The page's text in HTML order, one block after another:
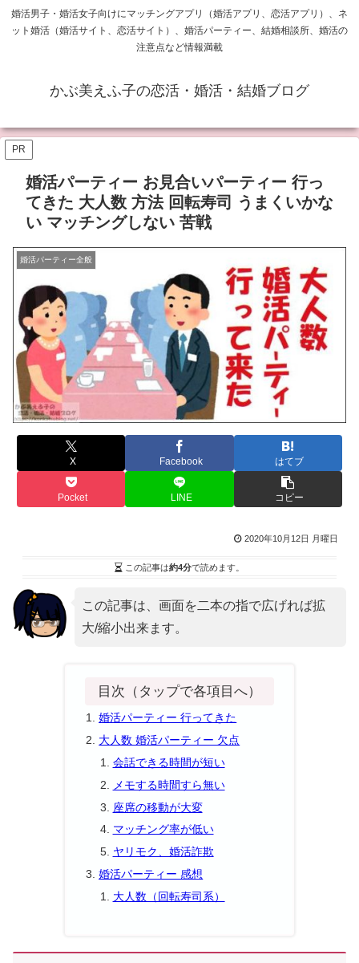
婚活男子・婚活女子向けにマッチングアプリ（婚活アプリ、恋活アプリ）、ネ
ット婚活（婚活サイト、恋活サイト）、婚活パーティー、結婚相談所、婚活の
注意点など情報満載
かぶ美えふ子の恋活・婚活・結婚ブログ
PR
婚活パーティー お見合いパーティー 行っ
てきた 大人数 方法 回転寿司 うまくいかな
い マッチングしない 苦戦
婚活パーティー全般
X Facebook はてブ
Pocket LINE コピー
2020年10月12日 月曜日
この記事は約4分で読めます。
この記事は、画面を二本の指で広げれば拡
大/縮小出来ます。
目次（タップで各項目へ）
婚活パーティー 行ってきた
大人数 婚活パーティー 欠点
会話できる時間が短い
メモする時間すら無い
座席の移動が大変
マッチング率が低い
ヤリモク、婚活詐欺
婚活パーティー 感想
大人数（回転寿司系）